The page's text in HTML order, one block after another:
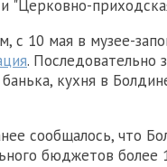
"Церковно-
с 10 мая в музее-
. Последовательно
кухня в
сообщалось, что
бюджетов более